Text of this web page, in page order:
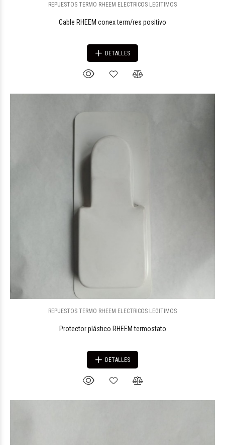
REPUESTOS TERMO RHEEM ELECTRICOS LEGITIMOS
Cable RHEEM conex term/res positivo
DETALLES
REPUESTOS TERMO RHEEM ELECTRICOS LEGITIMOS
Protector plástico RHEEM termostato
DETALLES